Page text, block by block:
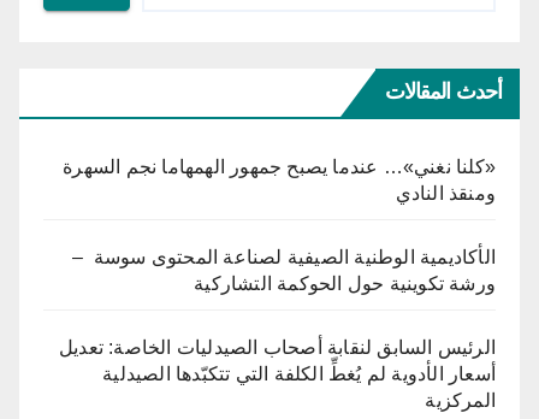
أحدث المقالات
«كلنا نغني»… عندما يصبح جمهور الهمهاما نجم السهرة
ومنقذ النادي
الأكاديمية الوطنية الصيفية لصناعة المحتوى سوسة –
ورشة تكوينية حول الحوكمة التشاركية
الرئيس السابق لنقابة أصحاب الصيدليات الخاصة: تعديل
أسعار الأدوية لم يُغطِّ الكلفة التي تتكبّدها الصيدلية
المركزية